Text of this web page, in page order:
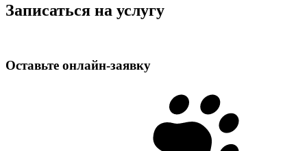
Записаться на услугу
Оставьте онлайн‑заявку